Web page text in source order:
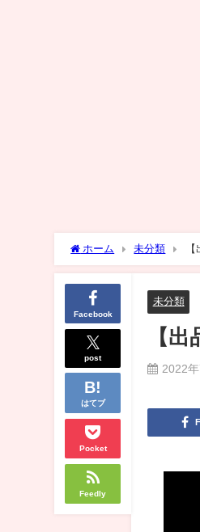
ホーム 未分類
Facebook
post
はてブ
Pocket
Feedly
未分類
【
2022